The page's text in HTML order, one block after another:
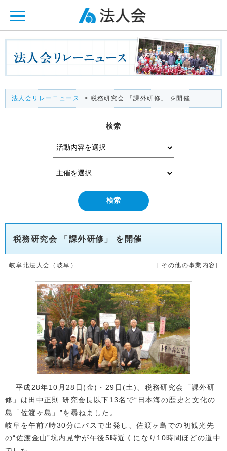
法人会リレーニュース > 税務研究会 「課外研修」 を開催
検索
税務研究会 「課外研修」 を開催
岐阜北法人会（岐阜） [ その他の事業内容]
平成28年10月28日(金)・29日(土)、税務研究会「課外研
修」は田中正則 研究会長以下13名で“日本海の歴史と文化の
島「佐渡ヶ島」”を尋ねました。
岐阜を午前7時30分にバスで出発し、佐渡ヶ島での初観光先
の“佐渡金山”坑内見学が午後5時近くになり10時間ほどの道中